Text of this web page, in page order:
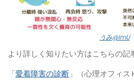
うみ@ImU
より詳しく知りたい方はこちらの記
「愛着障害の診断 」（心理オフィス